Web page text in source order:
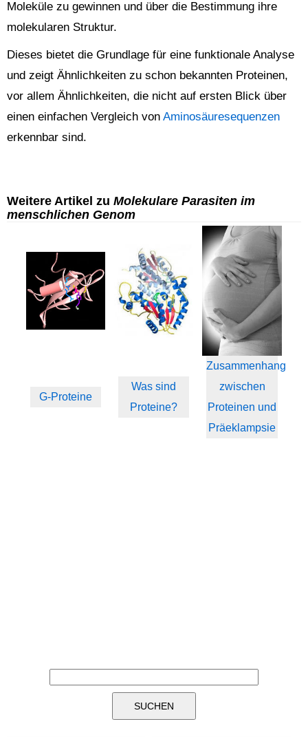
Moleküle zu gewinnen und über die Bestimmung ihre
molekularen Struktur.
Dieses bietet die Grundlage für eine funktionale Analyse
und zeigt Ähnlichkeiten zu schon bekannten Proteinen,
vor allem Ähnlichkeiten, die nicht auf ersten Blick über
einen einfachen Vergleich von Aminosäuresequenzen
erkennbar sind.
Weitere Artikel zu Molekulare Parasiten im
menschlichen Genom
G-Proteine
Was sind
Proteine?
Zusammenhang
zwischen
Proteinen und
Präeklampsie